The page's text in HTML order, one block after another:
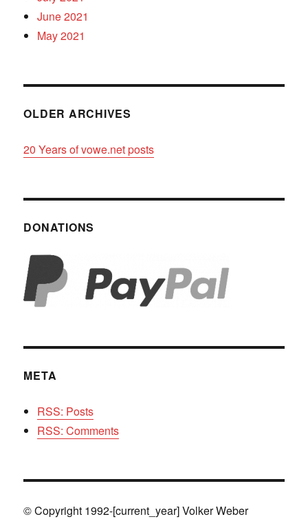
June 2021
May 2021
OLDER ARCHIVES
20 Years of vowe.net posts
DONATIONS
META
RSS: Posts
RSS: Comments
© Copyright 1992-[current_year] Volker Weber